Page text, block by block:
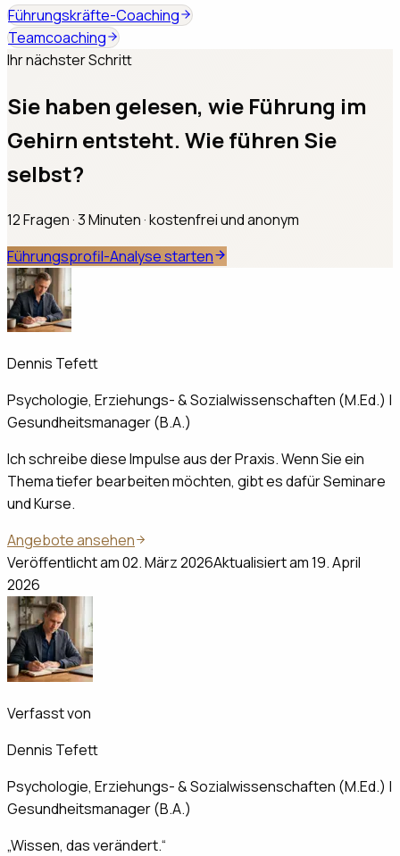
Führungskräfte-Coaching
Teamcoaching
Ihr nächster Schritt
Sie haben gelesen, wie Führung im
Gehirn entsteht. Wie führen Sie
selbst?
12 Fragen · 3 Minuten · kostenfrei und anonym
Führungsprofil-Analyse starten
Dennis Tefett
Psychologie, Erziehungs- & Sozialwissenschaften (M.Ed.) |
Gesundheitsmanager (B.A.)
Ich schreibe diese Impulse aus der Praxis. Wenn Sie ein
Thema tiefer bearbeiten möchten, gibt es dafür Seminare
und Kurse.
Angebote ansehen
Veröffentlicht am02. März 2026Aktualisiert am19. April
2026
Verfasst von
Dennis Tefett
Psychologie, Erziehungs- & Sozialwissenschaften (M.Ed.) |
Gesundheitsmanager (B.A.)
„Wissen, das verändert.“